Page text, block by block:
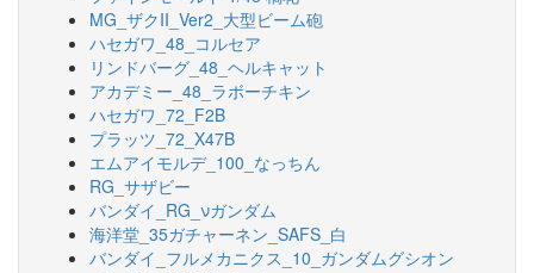
MG_ザクII_Ver2_大型ビーム砲
ハセガワ_48_コルセア
リンドバーグ_48_ヘルキャット
アカデミー_48_ラボーチキン
ハセガワ_72_F2B
プラッツ_72_X47B
エムアイモルデ_100_なっちん
RG_サザビー
バンダイ_RG_νガンダム
海洋堂_35ガチャーネン_SAFS_白
バンダイ_フルメカニクス_10_ガンダムグシオン